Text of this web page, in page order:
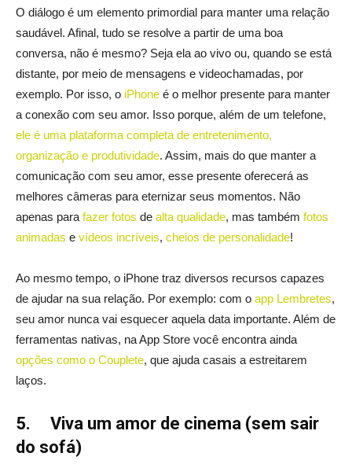
O diálogo é um elemento primordial para manter uma relação
saudável. Afinal, tudo se resolve a partir de uma boa
conversa, não é mesmo? Seja ela ao vivo ou, quando se está
distante, por meio de mensagens e videochamadas, por
exemplo. Por isso, o iPhone é o melhor presente para manter
a conexão com seu amor. Isso porque, além de um telefone,
ele é uma plataforma completa de entretenimento,
organização e produtividade. Assim, mais do que manter a
comunicação com seu amor, esse presente oferecerá as
melhores câmeras para eternizar seus momentos. Não
apenas parafazer fotos de alta qualidade, mas também fotos
animadas e vídeos incríveis, cheios de personalidade!
Ao mesmo tempo, o iPhone traz diversos recursos capazes
de ajudar na sua relação. Por exemplo: com o app Lembretes,
seu amor nunca vai esquecer aquela data importante. Além de
ferramentas nativas, na App Store você encontra ainda
opções como o Couplete, que ajuda casais a estreitarem
laços.
5. Viva um amor de cinema (sem sair
do sofá)